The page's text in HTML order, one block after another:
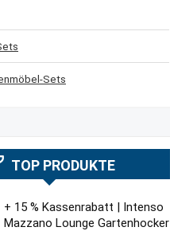
Sets
TOP PRODUKTE
+ 15 % Kassenrabatt | Intenso
Mazzano Lounge Gartenhocker